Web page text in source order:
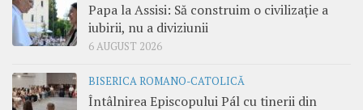
Papa la Assisi: Să construim o civilizație a
iubirii, nu a diviziunii
6 AUGUST 2026
BISERICA ROMANO-CATOLICĂ
Întâlnirea Episcopului Pál cu tinerii din